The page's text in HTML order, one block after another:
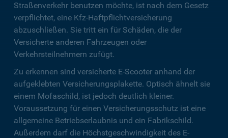
Straßenverkehr benutzen möchte, ist nach dem Gesetz
verpflichtet, eine Kfz-Haftpflichtversicherung
abzuschließen. Sie tritt ein für Schäden, die der
Versicherte anderen Fahrzeugen oder
Verkehrsteilnehmern zufügt.
Zu erkennen sind versicherte E-Scooter anhand der
aufgeklebten Versicherungsplakette. Optisch ähnelt sie
einem Mofaschild, ist jedoch deutlich kleiner.
Voraussetzung für einen Versicherungsschutz ist eine
allgemeine Betriebserlaubnis und ein Fabrikschild.
Außerdem darf die Höchstgeschwindigkeit des E-